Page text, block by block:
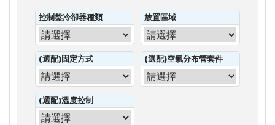
控制盤冷卻器種類 放置區域
(選配)固定方式 (選配)空氣分布管套件
(選配)溫度控制